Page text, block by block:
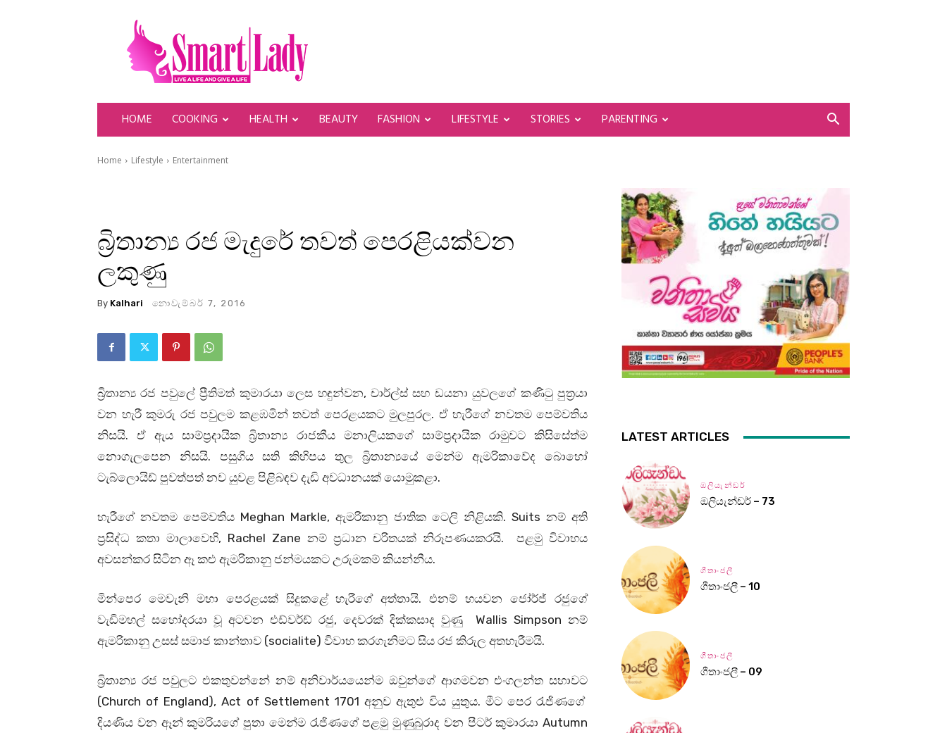
SmartLady
HOME COOKING HEALTH BEAUTY FASHION LIFESTYLE STORIES PARENTING
Home Lifestyle Entertainment
බ්‍රිතාන්‍ය රජ මැදුරේ තවත් පෙරළියක්වන
ලකුණු
By Kalhari නොවැම්බර් 7, 2016
බ්‍රිතාන්‍ය රජ පවුලේ ප්‍රීතිමත් කුමාරයා ලෙස හඳුන්වන, චාර්ල්ස් සහ ඩයනා යුවලගේ කණිටු පුත්‍රයා
වන හැරී කුමරු රජ පවුලම කළඹමින් තවත් පෙරළයකට මුලපුරල. ඒ හැරීගේ නවතම පෙම්වතිය
නිසයි. ඒ ඇය සාම්ප්‍රදායික බ්‍රිතාන්‍ය රාජකීය මනාලියකගේ සාම්ප්‍රදායික රාමුවට කිසිසේත්ම
නොගැලපෙන නිසයි. පසුගිය සති කිහිපය තුල බ්‍රිතාන්‍යයේ මෙන්ම ඇමරිකාවේද බොහෝ
ටැබ්ලොයිඩ් පුවත්පත් නව යුවළ පිළිබඳව දැඩි අවධානයක් යොමුකළා.
හැරීගේ නවතම පෙම්වතිය Meghan Markle, ඇමරිකානු ජාතික ටෙලි නිළියකි. Suits නම් අති
ප්‍රසිද්ධ කතා මාලාවෙහි, Rachel Zane නම් ප්‍රධාන චරිතයක් නිරූපණයකරයි. පළමු විවාහය
අවසන්කර සිටින ඈ කළු ඇමරිකානු ජන්මයකට උරුමකම් කියන්නීය.
මින්පෙර මෙවැනි මහා පෙරළයක් සිදුකළේ හැරීගේ අත්තායි. එනම් හයවන ජෝර්ජ් රජුගේ
වැඩිමහල් සහෝදරයා වූ අටවන එඩ්වර්ඩ් රජු, දෙවරක් දික්කසාද වුණු Wallis Simpson නම්
ඇමරිකානු උසස් සමාජ කාන්තාව (socialite) විවාහ කරගැනිමට සිය රජ කිරුල අතහැරීමයි.
බ්‍රිතාන්‍ය රජ පවුලට එකතුවන්නේ නම් අනිවාර්යයෙන්ම ඔවුන්ගේ ආගමවන එංගලන්ත සභාවට
(Church of England), Act of Settlement 1701 අනුව ඇතුළු විය යුතුය. මීට පෙර රැජිණගේ
දියණිය වන ඈන් කුමරියගේ පුතා මෙන්ම රැජිණගේ පළමු මුණුබුරාද වන පීටර් කුමාරයා Autumn
LATEST ARTICLES
ඔලියැන්ඩර්
ඔලියැන්ඩර් – 73
ගීතාංජලී
ගීතාංජලී – 10
ගීතාංජලී
ගීතාංජලී – 09